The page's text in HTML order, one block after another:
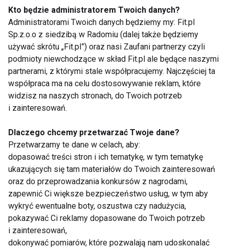
nasze zdrowie.
Zdrowe wakacje zHuelto czas, kiedy możemy
zadbać o swoje ciało, nie rezygnując z przyjemności
i smaku. Wprowadźmy małe, ale trwałe zmiany w
naszych nawykach żywieniowych, by cieszyć się
zdrowym życiem i pełnią energii!
WAKACJE DIETA
Zdrowie
Kto będzie administratorem Twoich danych?
Administratorami Twoich danych będziemy my: Fit.pl
Sp.z.o.o z siedzibą w Radomiu (dalej także będziemy
używać skrótu „Fit.pl”) oraz nasi Zaufani partnerzy czyli
podmioty niewchodzące w skład Fit.pl ale będące naszymi
partnerami, z którymi stale współpracujemy. Najczęściej ta
współpraca ma na celu dostosowywanie reklam, które
widzisz na naszych stronach, do Twoich potrzeb
i zainteresowań.
Dlaczego chcemy przetwarzać Twoje dane?
Przetwarzamy te dane w celach, aby:
dopasować treści stron i ich tematykę, w tym tematykę
ukazujących się tam materiałów do Twoich zainteresowań
oraz do przeprowadzania konkursów z nagrodami,
zapewnić Ci większe bezpieczeństwo usług, w tym aby
wykryć ewentualne boty, oszustwa czy nadużycia,
pokazywać Ci reklamy dopasowane do Twoich potrzeb
i zainteresowań,
dokonywać pomiarów, które pozwalają nam udoskonalać